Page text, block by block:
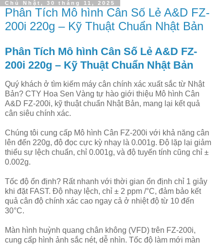
Chủ Nhật, 30 tháng 11, 2025
Phân Tích Mô hình Cân Số Lẻ A&D FZ-
200i 220g – Kỹ Thuật Chuẩn Nhật Bản
Phân Tích Mô hình Cân Số Lẻ A&D FZ-
200i 220g – Kỹ Thuật Chuẩn Nhật Bản
Quý khách ở tìm kiếm máy cân chính xác xuất sắc từ Nhật
Bản? CTY Hoa Sen Vàng tự hào giới thiệu Mô hình Cân
A&D FZ-200i, kỹ thuật chuẩn Nhật Bản, mang lại kết quả
cân siêu chính xác.
Chúng tôi cung cấp Mô hình Cân FZ-200i với khả năng cân
lên đến 220g, độ đọc cực kỳ nhạy là 0.001g. Độ lặp lại giảm
thiểu sự lệch chuẩn, chỉ 0.001g, và độ tuyến tính cũng chỉ ±
0.002g.
Tốc độ ổn định? Rất nhanh với thời gian ổn định chỉ 1 giây
khi đặt FAST. Độ nhạy lệch, chỉ ± 2 ppm /°C, đảm bảo kết
quả cân độ chính xác cao ngay cả ở nhiệt độ từ 10 đến
30°C.
Màn hình huỳnh quang chân không (VFD) trên FZ-200i,
cung cấp hình ảnh sắc nét, dễ nhìn. Tốc độ làm mới màn